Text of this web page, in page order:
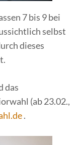
7 bis 9 bei
selbst
dieses
das
(ab 23.02.,
.